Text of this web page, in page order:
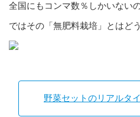
全国にもコンマ数％しかいない
ではその「無肥料栽培」とはど
野菜セットのリアルタ